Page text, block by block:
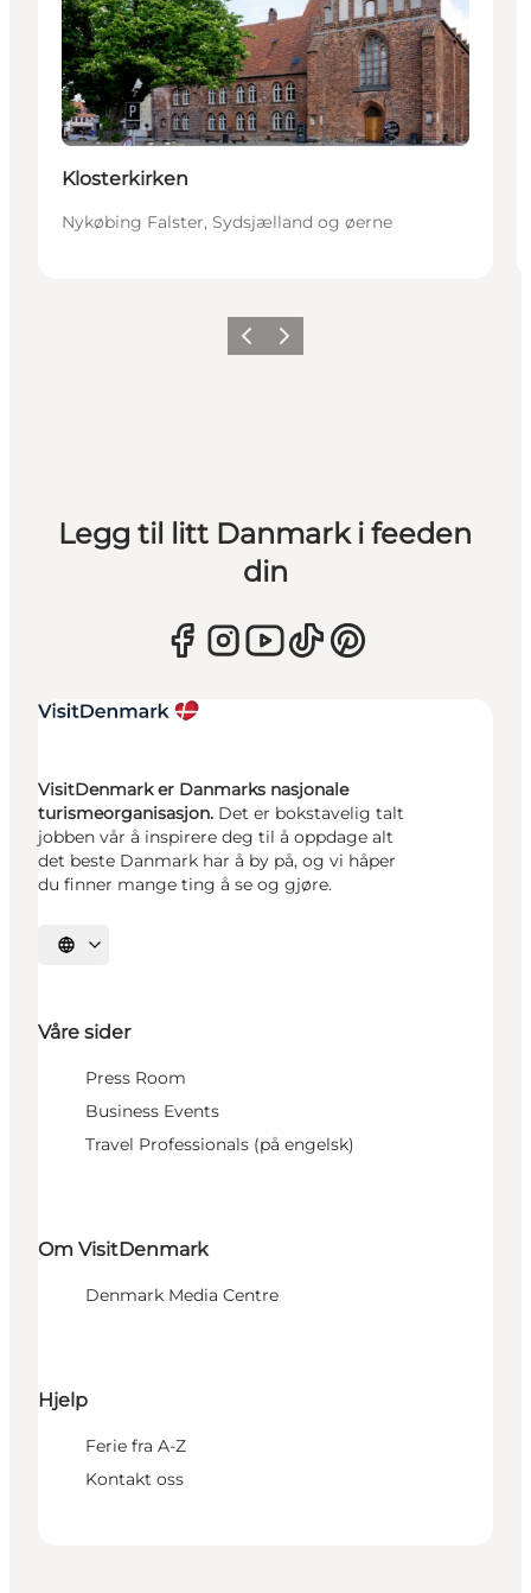
Klosterkirken
Nykøbing Falster, Sydsjælland og øerne
ForrigeNeste
Legg til litt Danmark i feeden
din
VisitDenmark er Danmarks nasjonale
turismeorganisasjon. Det er bokstavelig talt
jobben vår å inspirere deg til å oppdage alt
det beste Danmark har å by på, og vi håper
du finner mange ting å se og gjøre.
Velg språk
Våre sider
Press Room
Business Events
Travel Professionals (på engelsk)
Om VisitDenmark
Denmark Media Centre
Hjelp
Ferie fra A-Z
Kontakt oss